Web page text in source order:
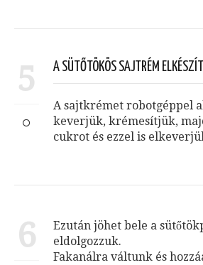
5 A SÜTŐTÖKÖS SAJTRÉM
A sajtkrémet robotgéppel
keverjük, krémesítjük,
cukrot és ezzel is
6
Ezután jöhet bele a
eldolgozzuk.
Fakanálra váltunk és